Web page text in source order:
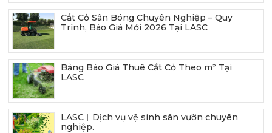
Cắt Cỏ Sân Bóng Chuyên Nghiệp – Quy
Trình, Báo Giá Mới 2026 Tại LASC
Bảng Báo Giá Thuê Cắt Cỏ Theo m² Tại
LASC
LASC︱Dịch vụ vệ sinh sân vườn chuyên
nghiệp.